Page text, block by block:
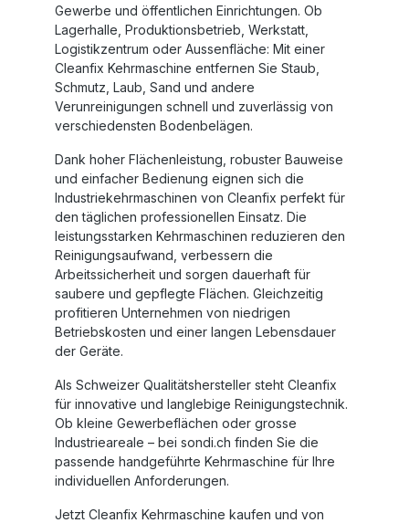
Gewerbe und öffentlichen Einrichtungen. Ob
Lagerhalle, Produktionsbetrieb, Werkstatt,
Logistikzentrum oder Aussenfläche: Mit einer
Cleanfix Kehrmaschine entfernen Sie Staub,
Schmutz, Laub, Sand und andere
Verunreinigungen schnell und zuverlässig von
verschiedensten Bodenbelägen.
Dank hoher Flächenleistung, robuster Bauweise
und einfacher Bedienung eignen sich die
Industriekehrmaschinen von Cleanfix perfekt für
den täglichen professionellen Einsatz. Die
leistungsstarken Kehrmaschinen reduzieren den
Reinigungsaufwand, verbessern die
Arbeitssicherheit und sorgen dauerhaft für
saubere und gepflegte Flächen. Gleichzeitig
profitieren Unternehmen von niedrigen
Betriebskosten und einer langen Lebensdauer
der Geräte.
Als Schweizer Qualitätshersteller steht Cleanfix
für innovative und langlebige Reinigungstechnik.
Ob kleine Gewerbeflächen oder grosse
Industrieareale – bei sondi.ch finden Sie die
passende handgeführte Kehrmaschine für Ihre
individuellen Anforderungen.
Jetzt Cleanfix Kehrmaschine kaufen und von